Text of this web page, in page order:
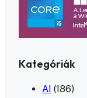
Kategóriák
AI (186)